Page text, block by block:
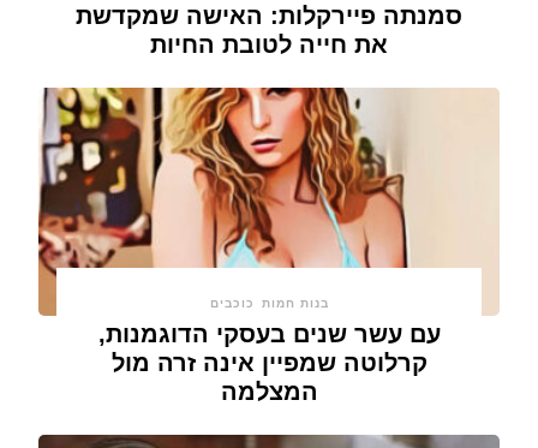
סמנתה פיירקלות: האישה שמקדשת
את חייה לטובת החיות
בנות חמות כוכבים
עם עשר שנים בעסקי הדוגמנות,
קרלוטה שמפיין אינה זרה מול
המצלמה